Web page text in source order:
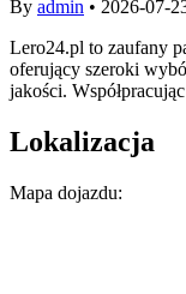
By admin • 2026-07-
Lero24.pl to zaufany
oferujący szeroki
jakości.
Lokalizacja
Mapa dojazdu: